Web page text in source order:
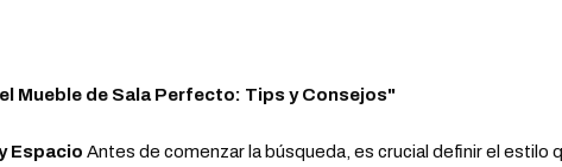
Mueble de Sala Perfecto: Tips y Consejos"
Espacio Antes de comenzar la búsqueda, es crucial definir el